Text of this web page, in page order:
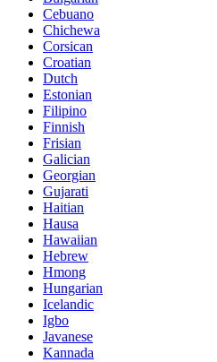
Cebuano
Chichewa
Corsican
Croatian
Dutch
Estonian
Filipino
Finnish
Frisian
Galician
Georgian
Gujarati
Haitian
Hausa
Hawaiian
Hebrew
Hmong
Hungarian
Icelandic
Igbo
Javanese
Kannada